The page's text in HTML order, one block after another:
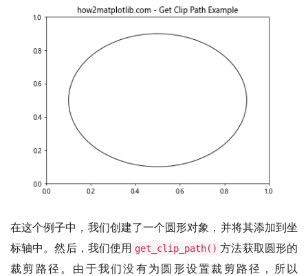
在这个例子中，我们创建了一个圆形对象，并将其添加到坐
标轴中。然后，我们使用 get_clip_path() 方法获取圆形的
裁剪路径。由于我们没有为圆形设置裁剪路径，所以